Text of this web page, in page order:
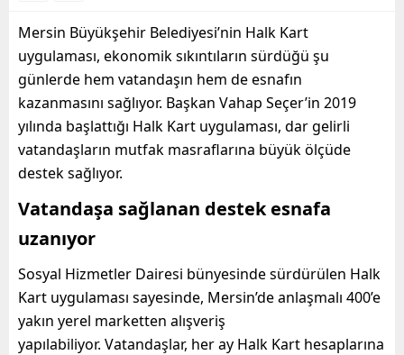
Mersin Büyükşehir Belediyesi’nin Halk Kart
uygulaması, ekonomik sıkıntıların sürdüğü şu
günlerde hem vatandaşın hem de esnafın
kazanmasını sağlıyor. Başkan Vahap Seçer’in 2019
yılında başlattığı Halk Kart uygulaması, dar gelirli
vatandaşların mutfak masraflarına büyük ölçüde
destek sağlıyor.
Vatandaşa sağlanan destek esnafa
uzanıyor
Sosyal Hizmetler Dairesi bünyesinde sürdürülen Halk
Kart uygulaması sayesinde, Mersin’de anlaşmalı 400’e
yakın yerel marketten alışveriş
yapılabiliyor. Vatandaşlar, her ay Halk Kart hesaplarına